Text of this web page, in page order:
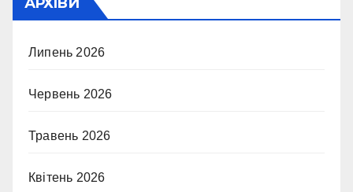
Липень 2026
Червень 2026
Травень 2026
Квітень 2026